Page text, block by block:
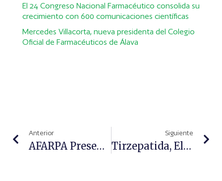
El 24 Congreso Nacional Farmacéutico consolida su
crecimiento con 600 comunicaciones científicas
Mercedes Villacorta, nueva presidenta del Colegio
Oficial de Farmacéuticos de Álava
Anterior
AFARPA Presenta Al COFA El I Congreso Nacional De Farmacia Rural
Siguiente
Tirzepatida, Elegido Medicamento Más Innovador Del Año 2024